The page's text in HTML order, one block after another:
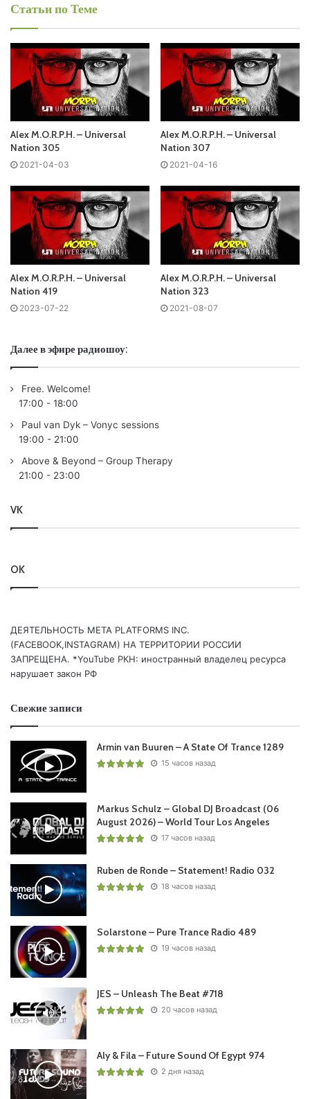
Запись выпусков
Слушай и добавляй плейлист VK:
Tracklist:
No playlist
Понравился выпуск?
Статьи по Теме
Alex M.O.R.P.H. – Universal
Nation 305
2021-04-03
Alex M.O.R.P.H. – Universal
Nation 307
2021-04-16
Alex M.O.R.P.H. – Universal
Nation 419
2023-07-22
Alex M.O.R.P.H. – Universal
Nation 323
2021-08-07
Далее в эфире радиошоу:
Free. Welcome!
17:00 - 18:00
Paul van Dyk – Vonyc sessions
19:00 - 21:00
Above & Beyond – Group Therapy
21:00 - 23:00
VK
OK
ДЕЯТЕЛЬНОСТЬ МЕТА PLATFORMS INC.
(FACEBOOK,INSTAGRAM) НА ТЕРРИТОРИИ РОССИИ
ЗАПРЕЩЕНА. *YouTube РКН: иностранный владелец ресурса
нарушает закон РФ
Свежие записи
Armin van Buuren – A State Of Trance 1289
15 часов назад
Markus Schulz – Global DJ Broadcast (06
August 2026) – World Tour Los Angeles
17 часов назад
Ruben de Ronde – Statement! Radio 032
18 часов назад
Solarstone – Pure Trance Radio 489
19 часов назад
JES – Unleash The Beat #718
20 часов назад
Aly & Fila – Future Sound Of Egypt 974
2 дня назад